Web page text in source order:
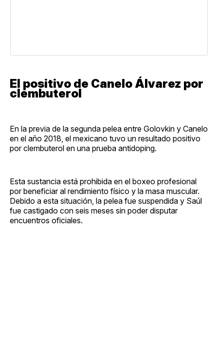
El positivo de Canelo Álvarez por
clembuterol
En la previa de la segunda pelea entre Golovkin y Canelo
en el año 2018, el mexicano tuvo un resultado positivo
por clembuterol en una prueba antidoping.
Esta sustancia está prohibida en el boxeo profesional
por beneficiar al rendimiento físico y la masa muscular.
Debido a esta situación, la pelea fue suspendida y Saúl
fue castigado con seis meses sin poder disputar
encuentros oficiales.